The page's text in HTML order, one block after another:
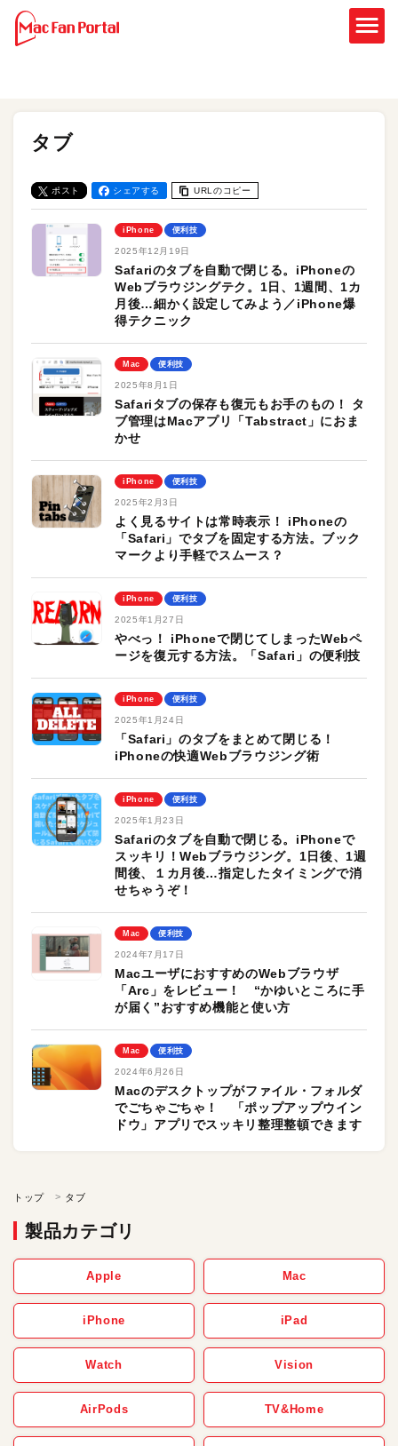
タブ
ポスト シェアする URLのコピー
iPhone 便利技
2025年12月19日
Safariのタブを自動で閉じる。iPhoneの
Webブラウジングテク。1日、1週間、1カ
月後…細かく設定してみよう／iPhone爆
得テクニック
Mac 便利技
2025年8月1日
Safariタブの保存も復元もお手のもの！ タ
ブ管理はMacアプリ「Tabstract」におま
かせ
iPhone 便利技
2025年2月3日
よく見るサイトは常時表示！ iPhoneの
「Safari」でタブを固定する方法。ブック
マークより手軽でスムース？
iPhone 便利技
2025年1月27日
やべっ！ iPhoneで閉じてしまったWebペ
ージを復元する方法。「Safari」の便利技
iPhone 便利技
2025年1月24日
「Safari」のタブをまとめて閉じる！
iPhoneの快適Webブラウジング術
iPhone 便利技
2025年1月23日
Safariのタブを自動で閉じる。iPhoneで
スッキリ！Webブラウジング。1日後、1週
間後、１カ月後…指定したタイミングで消
せちゃうぞ！
Mac 便利技
2024年7月17日
MacユーザにおすすめのWebブラウザ
「Arc」をレビュー！ “かゆいところに手
が届く”おすすめ機能と使い方
Mac 便利技
2024年6月26日
Macのデスクトップがファイル・フォルダ
でごちゃごちゃ！ 「ポップアップウイン
ドウ」アプリでスッキリ整理整頓できます
トップ タブ
製品カテゴリ
Apple Mac
iPhone iPad
Watch Vision
AirPods TV&Home